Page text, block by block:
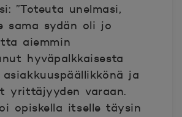
”Toteuta unelmasi,
sama sydän oli jo
aiemmin
hyväpalkkaisesta
ja
yrittäjyyden varaan.
opiskella itselle täysin